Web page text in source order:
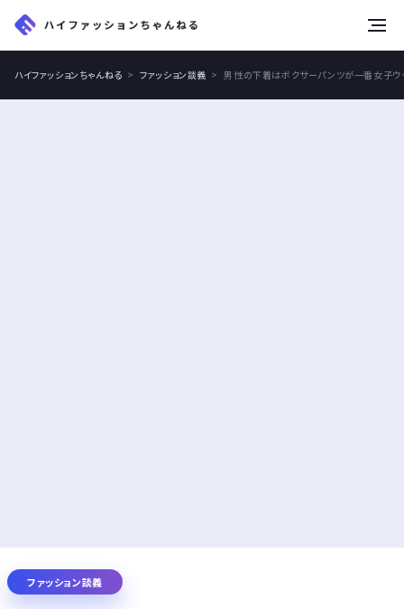
ハイファッションちゃんねる ファッション談義 男性の下着はボクサーパンツが一番女子ウ
ファッション談義